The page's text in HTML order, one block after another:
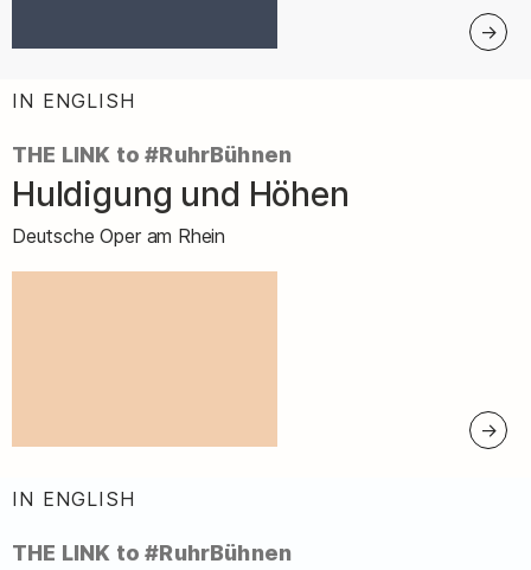
IN ENGLISH
THE LINK to #RuhrBühnen
–
Huldigung und Höhen
Deutsche Oper am Rhein
IN ENGLISH
THE LINK to #RuhrBühnen